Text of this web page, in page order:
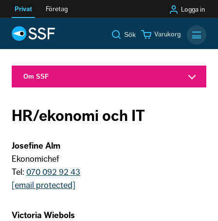
Privat Företag Logga in
Sök Varukorg
Om SSF
HR/ekonomi och IT
Josefine Alm
Ekonomichef
Tel: 070 092 92 43
[email protected]
Victoria Wiebols